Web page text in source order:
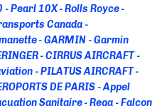
Pearl 10X
Rolls Royce
Canada
GARMIN
Garmin
CIRRUS AIRCRAFT
PILATUS AIRCRAFT
DE PARIS
Appel
Sanitaire Rega Falcon